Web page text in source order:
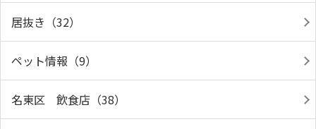
居抜き（32）
ペット情報（9）
名東区 飲食店（38）